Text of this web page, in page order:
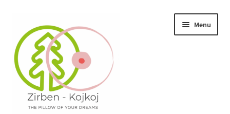
navigaci
obsahu
webu
Menu